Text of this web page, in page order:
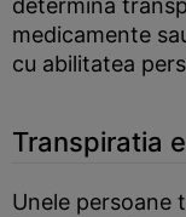
determina
medicamente
cu abilitatea
Transpiratia
Unele persoane